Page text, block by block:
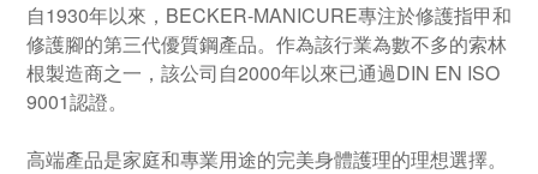
自1930年以來，BECKER-MANICURE專注於修護指甲和
修護腳的第三代優質鋼產品。作為該行業為數不多的索林
根製造商之一，該公司自2000年以來已通過DIN EN ISO
9001認證。
高端產品是家庭和專業用途的完美身體護理的理想選擇。